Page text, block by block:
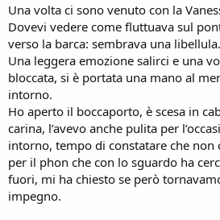
Una volta ci sono venuto con la
Dovevi vedere come fluttuava sul
verso la barca: sembrava una libellula.
Una leggera emozione salirci e una
bloccata, si è portata una mano al
intorno.
Ho aperto il boccaporto, è scesa in
carina, l’avevo anche pulita per
intorno, tempo di constatare che non
per il phon che con lo sguardo ha
fuori, mi ha chiesto se però
impegno.